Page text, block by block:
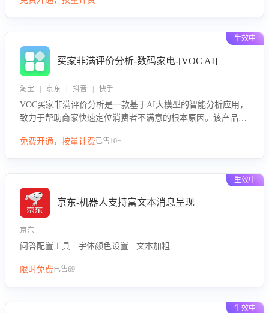
绪、归因争议根源，并客观评估客服应对合理性与成效。系统
生效中
买家非满评价分析-数码家电-[VOC AI]
淘宝 | 京东 | 抖音 | 快手
VOC买家非满评价分析是一款基于AI大模型的智能分析应用，
致力于帮助商家快速定位消费者不满意的根本原因。该产品可
或其它部门原因，明确责任归属，提供可落地的改进建议与策
免费开通，按量计费已售10+
生效中
京东-机器人支持富文本消息呈现
京东
问答配置工具 · 字体颜色设置 · 文本加粗
限时免费已售69+
生效中